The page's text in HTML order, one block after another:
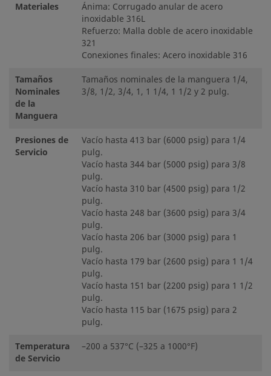
Materiales
Ánima: Corrugado anular de acero
inoxidable 316L
Refuerzo: Malla doble de acero inoxidable
321
Conexiones finales: Acero inoxidable 316
Tamaños
Nominales
de la
Manguera
Tamaños nominales de la manguera 1/4,
3/8, 1/2, 3/4, 1, 1 1/4, 1 1/2 y 2 pulg.
Presiones de
Servicio
Vacío hasta 413 bar (6000 psig) para 1/4
pulg.
Vacío hasta 344 bar (5000 psig) para 3/8
pulg.
Vacío hasta 310 bar (4500 psig) para 1/2
pulg.
Vacío hasta 248 bar (3600 psig) para 3/4
pulg.
Vacío hasta 206 bar (3000 psig) para 1
pulg.
Vacío hasta 179 bar (2600 psig) para 1 1/4
pulg.
Vacío hasta 151 bar (2200 psig) para 1 1/2
pulg.
Vacío hasta 115 bar (1675 psig) para 2
pulg.
Temperatura
de Servicio
–200 a 537°C (–325 a 1000°F)